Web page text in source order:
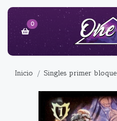
0
Inicio Singles primer bloque